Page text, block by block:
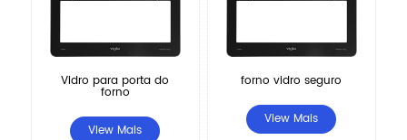
Vidro para porta do
forno
View Mais
forno vidro seguro
View Mais